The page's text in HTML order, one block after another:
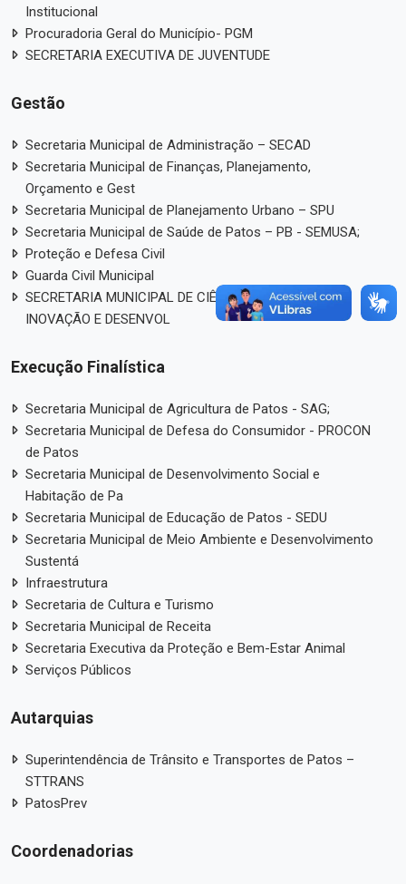
Institucional
Procuradoria Geral do Município- PGM
SECRETARIA EXECUTIVA DE JUVENTUDE
Gestão
Secretaria Municipal de Administração – SECAD
Secretaria Municipal de Finanças, Planejamento,
Orçamento e Gest
Secretaria Municipal de Planejamento Urbano – SPU
Secretaria Municipal de Saúde de Patos – PB - SEMUSA;
Proteção e Defesa Civil
Guarda Civil Municipal
SECRETARIA MUNICIPAL DE CIÊNCIA, TECNOLOGIA,
INOVAÇÃO E DESENVOL
Execução Finalística
Secretaria Municipal de Agricultura de Patos - SAG;
Secretaria Municipal de Defesa do Consumidor - PROCON
de Patos
Secretaria Municipal de Desenvolvimento Social e
Habitação de Pa
Secretaria Municipal de Educação de Patos - SEDU
Secretaria Municipal de Meio Ambiente e Desenvolvimento
Sustentá
Infraestrutura
Secretaria de Cultura e Turismo
Secretaria Municipal de Receita
Secretaria Executiva da Proteção e Bem-Estar Animal
Serviços Públicos
Autarquias
Superintendência de Trânsito e Transportes de Patos –
STTRANS
PatosPrev
Coordenadorias